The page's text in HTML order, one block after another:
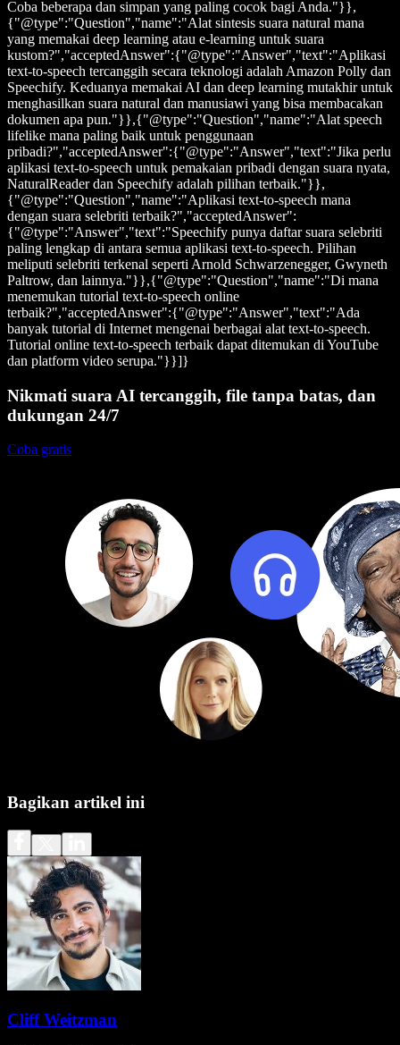
Coba beberapa dan simpan yang paling cocok bagi Anda."}},
{"@type":"Question","name":"Alat sintesis suara natural mana
yang memakai deep learning atau e-learning untuk suara
kustom?","acceptedAnswer":{"@type":"Answer","text":"Aplikasi
text-to-speech tercanggih secara teknologi adalah Amazon Polly dan
Speechify. Keduanya memakai AI dan deep learning mutakhir untuk
menghasilkan suara natural dan manusiawi yang bisa membacakan
dokumen apa pun."}},{"@type":"Question","name":"Alat speech
lifelike mana paling baik untuk penggunaan
pribadi?","acceptedAnswer":{"@type":"Answer","text":"Jika perlu
aplikasi text-to-speech untuk pemakaian pribadi dengan suara nyata,
NaturalReader dan Speechify adalah pilihan terbaik."}},
{"@type":"Question","name":"Aplikasi text-to-speech mana
dengan suara selebriti terbaik?","acceptedAnswer":
{"@type":"Answer","text":"Speechify punya daftar suara selebriti
paling lengkap di antara semua aplikasi text-to-speech. Pilihan
meliputi selebriti terkenal seperti Arnold Schwarzenegger, Gwyneth
Paltrow, dan lainnya."}},{"@type":"Question","name":"Di mana
menemukan tutorial text-to-speech online
terbaik?","acceptedAnswer":{"@type":"Answer","text":"Ada
banyak tutorial di Internet mengenai berbagai alat text-to-speech.
Tutorial online text-to-speech terbaik dapat ditemukan di YouTube
dan platform video serupa."}}]}
Nikmati suara AI tercanggih, file tanpa batas, dan
dukungan 24/7
Coba gratis
Bagikan artikel ini
Cliff Weitzman